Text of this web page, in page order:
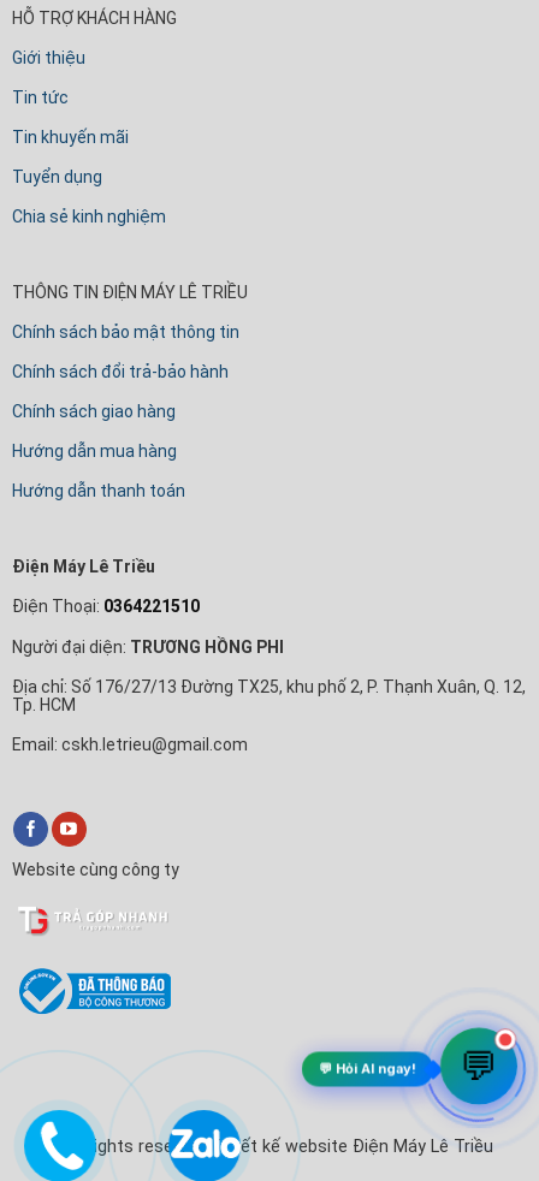
HỖ TRỢ KHÁCH HÀNG
Giới thiệu
Tin tức
Tin khuyến mãi
Tuyển dụng
Chia sẻ kinh nghiệm
THÔNG TIN ĐIỆN MÁY LÊ TRIỀU
Chính sách bảo mật thông tin
Chính sách đổi trả-bảo hành
Chính sách giao hàng
Hướng dẫn mua hàng
Hướng dẫn thanh toán
Điện Máy Lê Triều
Điện Thoại: 0364221510
Người đại diện: TRƯƠNG HỒNG PHI
Địa chỉ: Số 176/27/13 Đường TX25, khu phố 2, P. Thạnh Xuân, Q. 12,
Tp. HCM
Email: cskh.letrieu@gmail.com
Website cùng công ty
© All rights reserved. Thiết kế website Điện Máy Lê Triều
💬
💬 Hỏi AI ngay!